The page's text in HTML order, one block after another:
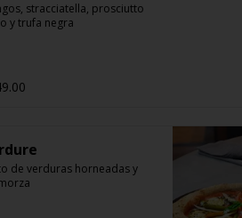
stracciatella, prosciutto
y trufa negra
de verduras horneadas y